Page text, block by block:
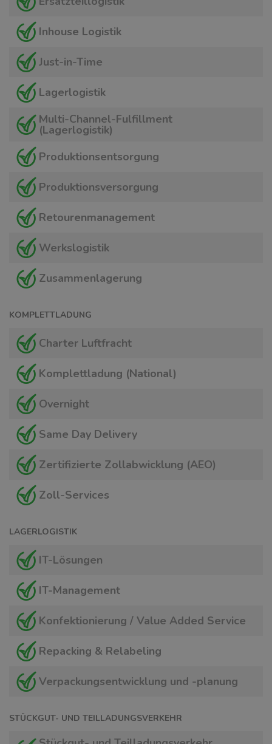
Inhouse Logistik
Just-in-Time
Lagerlogistik
Multi-Channel-Fulfillment
(Lagerlogistik)
Produktionsentsorgung
Produktionsversorgung
Retourenmanagement
Werkslogistik
Zusammenlagerung
KOMPLETTLADUNG
Charter Luftfracht
Komplettladung (National)
Overnight
Same Day Delivery
Zertifizierte Zollabwicklung (AEO)
Zoll-Services
LAGERLOGISTIK
IT-Lösungen
IT-Management
Konfektionierung / Value Added Service
Repacking & Relabeling
Verpackungsentwicklung und -planung
STÜCKGUT- UND TEILLADUNGSVERKEHR